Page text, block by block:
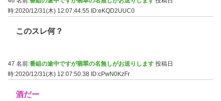
時:2020/12/31(木) 12:07:44.55
ID:eKQD2UUC0
このスレ何？
47 名前:番組の途中ですが翡翠の名無しがお送りします 投稿日
時:2020/12/31(木) 12:07:50.38 ID:cPwN0KzFr
酒だー